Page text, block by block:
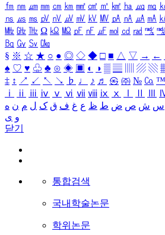
㎙ ㎚ ㎛ ㎜ ㎝ ㎞ ㎟ ㎠ ㎡ ㎢ ㏊ ㎍ ㎎
㎱ ㎲ ㎳ ㎴ ㎵ ㎶ ㎷ ㎸ ㎹ ㎀ ㎁ ㎂ ㎃
㎒ ㎓ ㎔ Ω ㏀ ㏁ ㎊ ㎋ ㎌ ㏖ ㏅ ㎭ ㎮
㏃ ㏉ ㏜ ㏆
§ ※ ☆ ★ ○ ● ◎ ◇ ◆ □ ■ △ ▽ → ←
♠ ♡ ♥ ♧ ♣ ⊙ ◈ ▣ ◐ ◑ ▒ ▤ ▨ ▧
‡ ↕ ↗ ↙ ↖ ↘ ♭ ♩ ♪ ♬ ㉿ ㈜ № ㏇ ™
ⅰ
ⅱ ⅲ ⅳ ⅴ ⅵ ⅶ ⅷ ⅸ ⅹ
س ش ص ض ط ظ ع غ ف ق ک ل م ن ه
و ی
닫기
통합검색
국내학술논문
학위논문